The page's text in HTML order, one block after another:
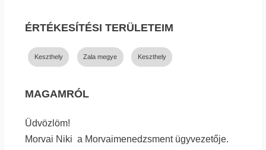
ÉRTÉKESÍTÉSI TERÜLETEIM
Keszthely Zala megye Keszthely
MAGAMRÓL
Üdvözlöm!
Morvai Niki a Morvaimenedzsment ügyvezetője.